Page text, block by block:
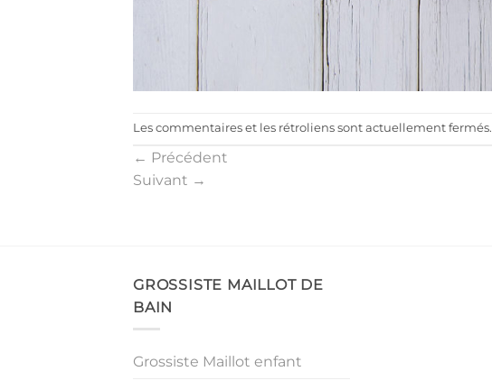
Les commentaires et les rétroliens sont actuellement fermés.
← Précédent
Suivant →
GROSSISTE MAILLOT DE
BAIN
Grossiste Maillot enfant